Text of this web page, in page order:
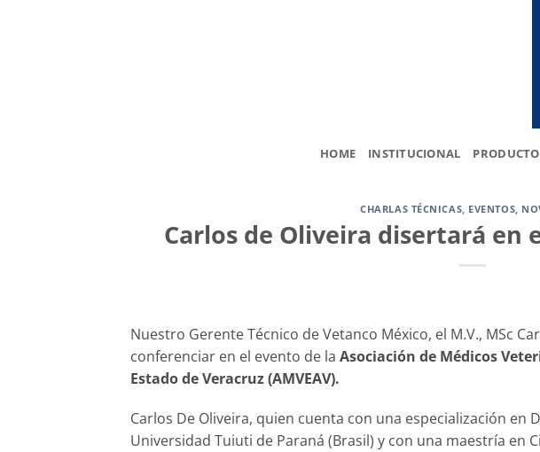
HOME INSTITUCIONAL
CHARLAS TÉCNICAS, EVENTOS,
Carlos de Oliveira disertará en
Nuestro Gerente Técnico de Vetanco México, el M.V., MSc
conferenciar en el evento de la Asociación de Médicos
Estado de Veracruz (AMVEAV).
Carlos De Oliveira, quien cuenta con una especialización en
Universidad Tuiuti de Paraná (Brasil) y con una maestría en